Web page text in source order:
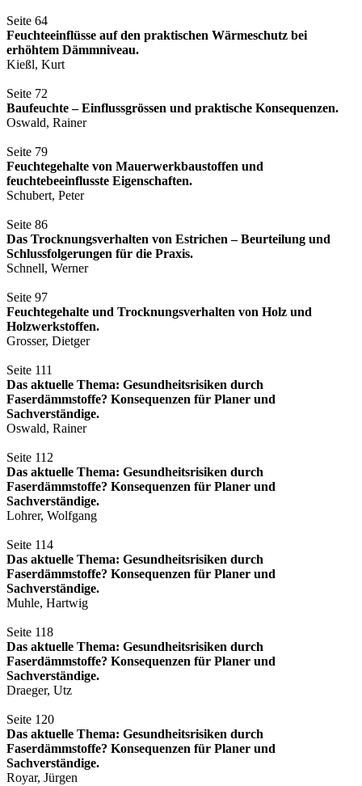
Seite 64
Feuchteeinflüsse auf den praktischen Wärmeschutz bei
erhöhtem Dämmniveau.
Kießl, Kurt
Seite 72
Baufeuchte – Einflussgrössen und praktische Konsequenzen.
Oswald, Rainer
Seite 79
Feuchtegehalte von Mauerwerkbaustoffen und
feuchtebeeinflusste Eigenschaften.
Schubert, Peter
Seite 86
Das Trocknungsverhalten von Estrichen – Beurteilung und
Schlussfolgerungen für die Praxis.
Schnell, Werner
Seite 97
Feuchtegehalte und Trocknungsverhalten von Holz und
Holzwerkstoffen.
Grosser, Dietger
Seite 111
Das aktuelle Thema: Gesundheitsrisiken durch
Faserdämmstoffe? Konsequenzen für Planer und
Sachverständige.
Oswald, Rainer
Seite 112
Das aktuelle Thema: Gesundheitsrisiken durch
Faserdämmstoffe? Konsequenzen für Planer und
Sachverständige.
Lohrer, Wolfgang
Seite 114
Das aktuelle Thema: Gesundheitsrisiken durch
Faserdämmstoffe? Konsequenzen für Planer und
Sachverständige.
Muhle, Hartwig
Seite 118
Das aktuelle Thema: Gesundheitsrisiken durch
Faserdämmstoffe? Konsequenzen für Planer und
Sachverständige.
Draeger, Utz
Seite 120
Das aktuelle Thema: Gesundheitsrisiken durch
Faserdämmstoffe? Konsequenzen für Planer und
Sachverständige.
Royar, Jürgen